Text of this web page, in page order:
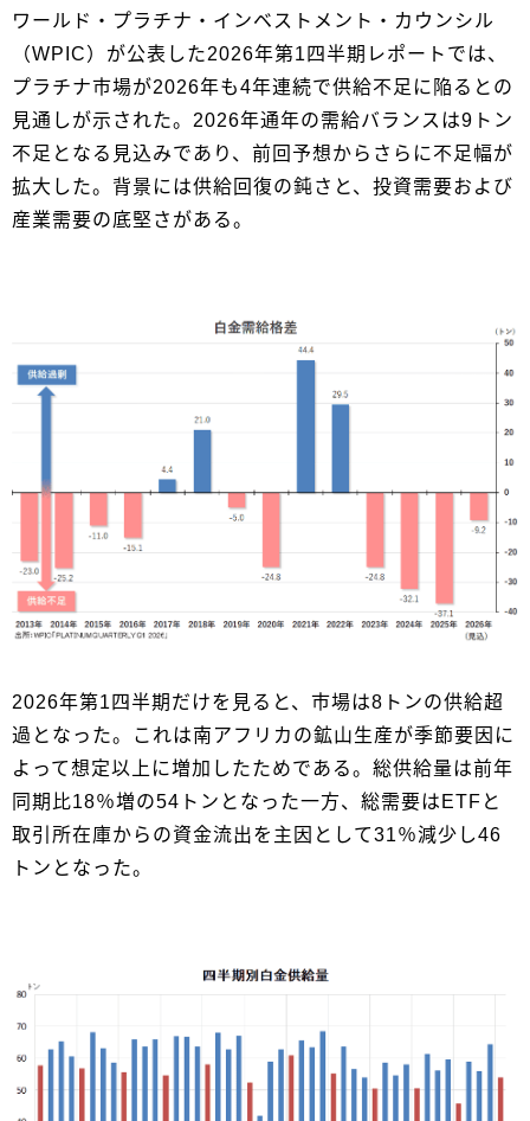
ワールド・プラチナ・インベストメント・カウンシル
（WPIC）が公表した2026年第1四半期レポートでは、
プラチナ市場が2026年も4年連続で供給不足に陥るとの
見通しが示された。2026年通年の需給バランスは9トン
不足となる見込みであり、前回予想からさらに不足幅が
拡大した。背景には供給回復の鈍さと、投資需要および
産業需要の底堅さがある。
2026年第1四半期だけを見ると、市場は8トンの供給超
過となった。これは南アフリカの鉱山生産が季節要因に
よって想定以上に増加したためである。総供給量は前年
同期比18％増の54トンとなった一方、総需要はETFと
取引所在庫からの資金流出を主因として31％減少し46
トンとなった。